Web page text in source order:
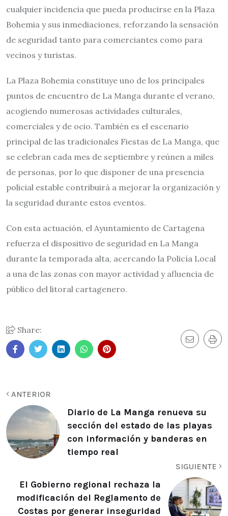
cualquier incidencia que pueda producirse en la Plaza
Bohemia y sus inmediaciones, reforzando la sensación
de seguridad tanto para comerciantes como para
vecinos y turistas.
La Plaza Bohemia constituye uno de los principales
puntos de encuentro de La Manga durante el verano,
acogiendo numerosas actividades culturales,
comerciales y de ocio. También es el escenario
principal de las tradicionales Fiestas de La Manga, que
se celebran cada mes de septiembre y reúnen a miles
de personas, por lo que disponer de una presencia
policial estable contribuirá a mejorar la organización y
la seguridad durante estos eventos.
Con esta actuación, el Ayuntamiento de Cartagena
refuerza el dispositivo de seguridad en La Manga
durante la temporada alta, acercando la Policía Local
a una de las zonas con mayor actividad y afluencia de
público del litoral cartagenero.
Share:
ANTERIOR
Diario de La Manga renueva su
sección del estado de las playas
con información y banderas en
tiempo real
SIGUIENTE
El Gobierno regional rechaza la
modificación del Reglamento de
Costas por generar inseguridad